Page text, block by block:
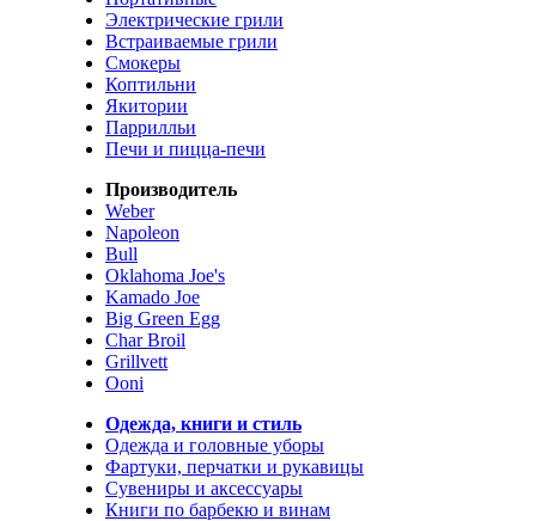
Электрические грили
Встраиваемые грили
Смокеры
Коптильни
Якитории
Паррилльи
Печи и пицца-печи
Производитель
Weber
Napoleon
Bull
Oklahoma Joe's
Kamado Joe
Big Green Egg
Char Broil
Grillvett
Ooni
Одежда, книги и стиль
Одежда и головные уборы
Фартуки, перчатки и рукавицы
Сувениры и аксессуары
Книги по барбекю и винам